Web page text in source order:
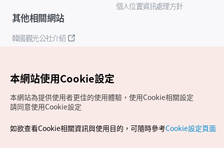
個人位置資訊處理方針
其他相關網站
韓國觀光公社介紹
Copyrights (c) 韓國觀光公社版權所有
本網站使用Cookie設定
本網站為提供使用者更佳的使用體驗，使用Cookie相關設定
請同意使用Cookie設定
如欲查看Cookie相關資訊與使用目的，可隨時參考Cookie設定頁面